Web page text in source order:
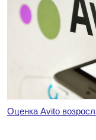
Оценка Avito